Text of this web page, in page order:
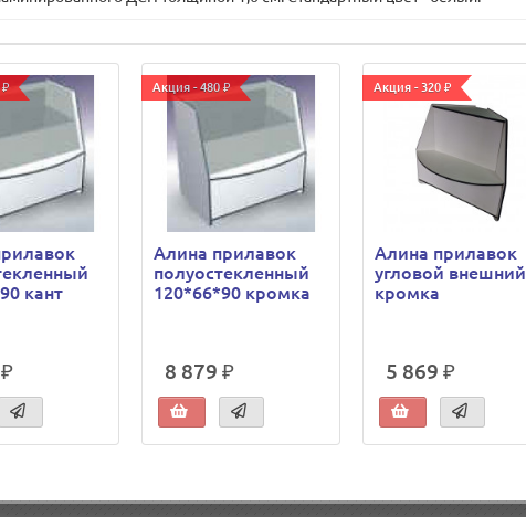
₽
кант
Акция - 480 ₽
Алина прилавок
полуостекленный
120*66*90 кромка
8 879 ₽
Акция - 320 ₽
Алина прилавок
угловой внешний
кромка
5 869 ₽